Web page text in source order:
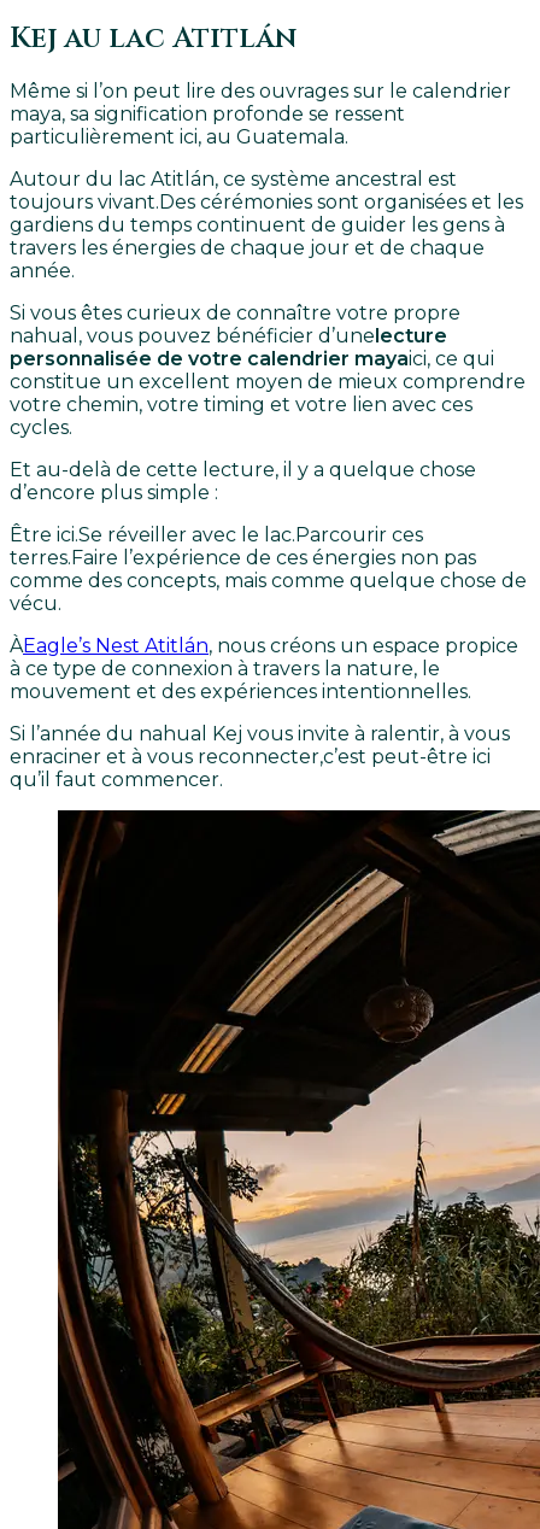
Kej au lac Atitlán
Même si l’on peut lire des ouvrages sur le calendrier
maya, sa signification profonde se ressent
particulièrement ici, au Guatemala.
Autour du lac Atitlán, ce système ancestral est
toujours vivant.Des cérémonies sont organisées et les
gardiens du temps continuent de guider les gens à
travers les énergies de chaque jour et de chaque
année.
Si vous êtes curieux de connaître votre propre
nahual, vous pouvez bénéficier d’unelecture
personnalisée de votre calendrier mayaici, ce qui
constitue un excellent moyen de mieux comprendre
votre chemin, votre timing et votre lien avec ces
cycles.
Et au-delà de cette lecture, il y a quelque chose
d’encore plus simple :
Être ici.Se réveiller avec le lac.Parcourir ces
terres.Faire l’expérience de ces énergies non pas
comme des concepts, mais comme quelque chose de
vécu.
ÀEagle’s Nest Atitlán, nous créons un espace propice
à ce type de connexion à travers la nature, le
mouvement et des expériences intentionnelles.
Si l’année du nahual Kej vous invite à ralentir, à vous
enraciner et à vous reconnecter,c’est peut-être ici
qu’il faut commencer.